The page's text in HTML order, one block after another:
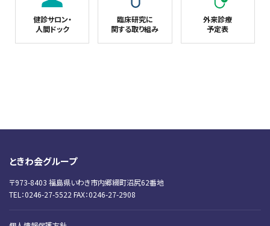
健診サロン・
人間ドック
臨床研究に
関する取り組み
外来診療
予定表
ときわ会グループ
〒973-8403 福島県いわき市内郷綴町沼尻62番地
TEL：0246-27-5522 FAX：0246-27-2908